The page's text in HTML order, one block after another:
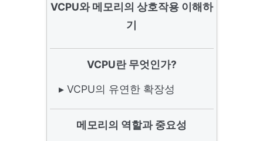
VCPU와 메모리의 상호작용 이해하
기
VCPU란 무엇인가?
▸ VCPU의 유연한 확장성
메모리의 역할과 중요성